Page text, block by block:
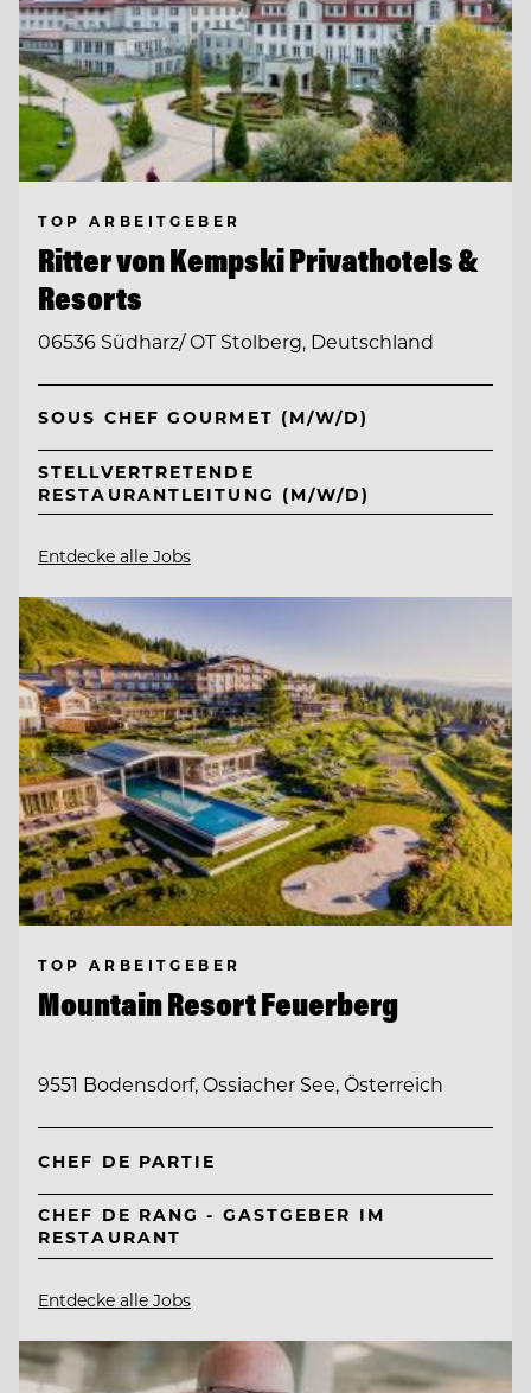
TOP ARBEITGEBER
Ritter von Kempski Privathotels &
Resorts
06536 Südharz/ OT Stolberg, Deutschland
SOUS CHEF GOURMET (M/W/D)
STELLVERTRETENDE
RESTAURANTLEITUNG (M/W/D)
Entdecke alle Jobs
TOP ARBEITGEBER
Mountain Resort Feuerberg
9551 Bodensdorf, Ossiacher See, Österreich
CHEF DE PARTIE
CHEF DE RANG - GASTGEBER IM
RESTAURANT
Entdecke alle Jobs